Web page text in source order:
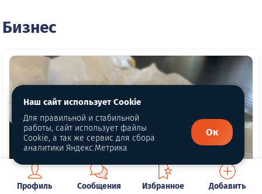
Бизнес
Профиль Сообщения Избранное Добавить
Наш сайт использует Cookie
Для правильной и стабильной
работы, сайт использует файлы
Cookie, а так же сервис для сбора
аналитики Яндекс.Метрика
Ок